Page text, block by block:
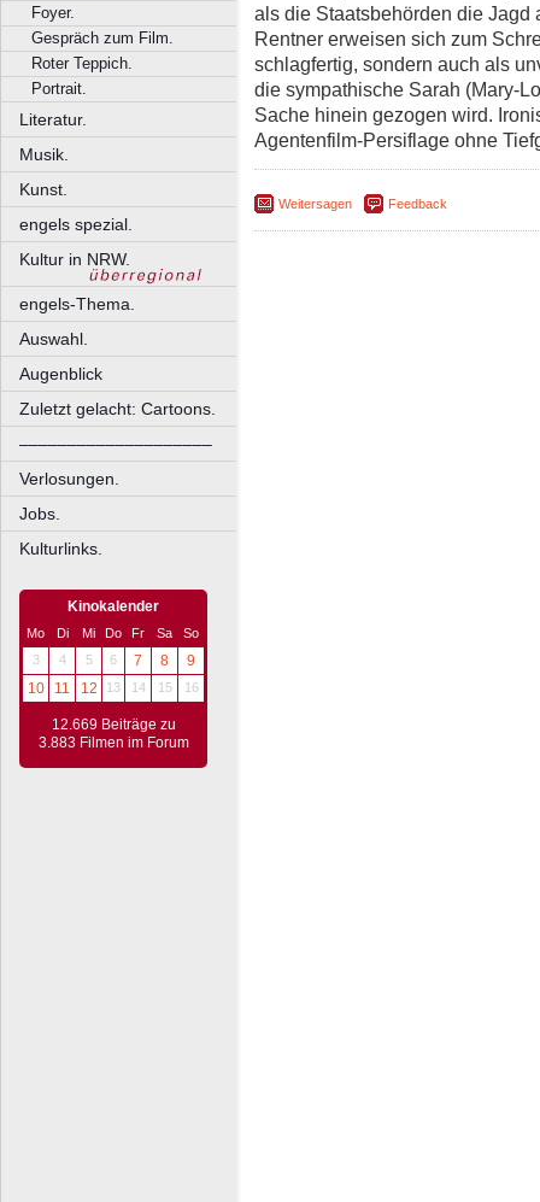
Foyer.
Gespräch zum Film.
Roter Teppich.
Portrait.
Literatur.
Musik.
Kunst.
engels spezial.
Kultur in NRW.
engels-Thema.
Auswahl.
Augenblick
Zuletzt gelacht: Cartoons.
––––––––––––––––––––
Verlosungen.
Jobs.
Kulturlinks.
Kinokalender
Mo Di Mi Do Fr Sa
So
3
4 5 6 7 8
9
10
11 12 13 14 15 16
12.669 Beiträge zu
3.883 Filmen im Forum
als die Staatsbehörden die Jagd
Rentner erweisen sich zum
schlagfertig, sondern auch als
die sympathische Sarah (Mary-
Sache hinein gezogen wird.
Agentenfilm-Persiflage ohne
Weitersagen Feedback